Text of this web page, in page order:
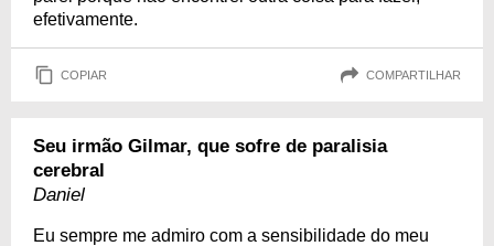
efetivamente.
COPIAR COMPARTILHAR
Seu irmão Gilmar, que sofre de paralisia
cerebral
Daniel
Eu sempre me admiro com a sensibilidade do meu